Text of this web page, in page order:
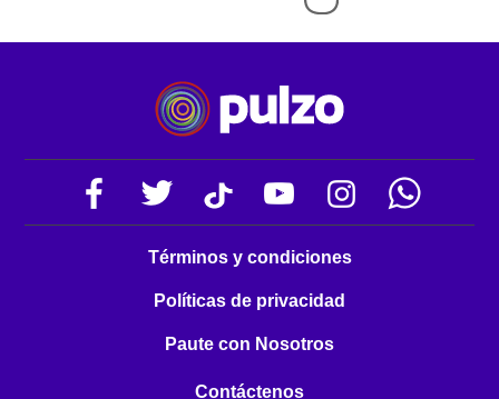
Términos y condiciones
Políticas de privacidad
Paute con Nosotros
Contáctenos